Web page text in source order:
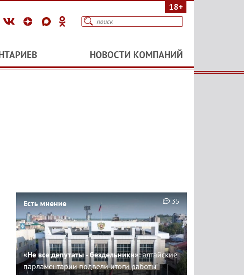
18+
НОВОСТИ КОМПАНИЙ
Есть мнение
«Не все депутаты - бездельники»:алтайские
парламентарии подвели итоги работы
35